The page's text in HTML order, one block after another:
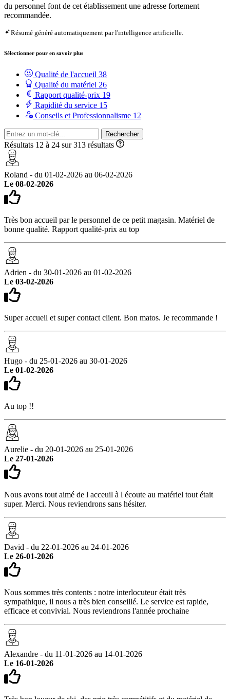
du personnel font de cet établissement une adresse fortement
recommandée.
Résumé généré automatiquement par l'intelligence artificielle.
Sélectionner pour en savoir plus
Qualité de l'accueil 38
Qualité du matériel 26
Rapport qualité-prix 19
Rapidité du service 15
Conseils et Professionnalisme 12
Rechercher
Résultats 12 à 24 sur 313 résultats
Roland - du 01-02-2026 au 06-02-2026
Le 08-02-2026
Très bon accueil par le personnel de ce petit magasin. Matériel de
bonne qualité. Rapport qualité-prix au top
Adrien - du 30-01-2026 au 01-02-2026
Le 03-02-2026
Super accueil et super contact client. Bon matos. Je recommande !
Hugo - du 25-01-2026 au 30-01-2026
Le 01-02-2026
Au top !!
Aurelie - du 20-01-2026 au 25-01-2026
Le 27-01-2026
Nous avons tout aimé de l acceuil à l écoute au matériel tout était
super. Merci. Nous reviendrons sans hésiter.
David - du 22-01-2026 au 24-01-2026
Le 26-01-2026
Nous sommes très contents : notre interlocuteur était très
sympathique, il nous a très bien conseillé. Le service est rapide,
efficace et convivial. Nous reviendrons l'année prochaine
Alexandre - du 11-01-2026 au 14-01-2026
Le 16-01-2026